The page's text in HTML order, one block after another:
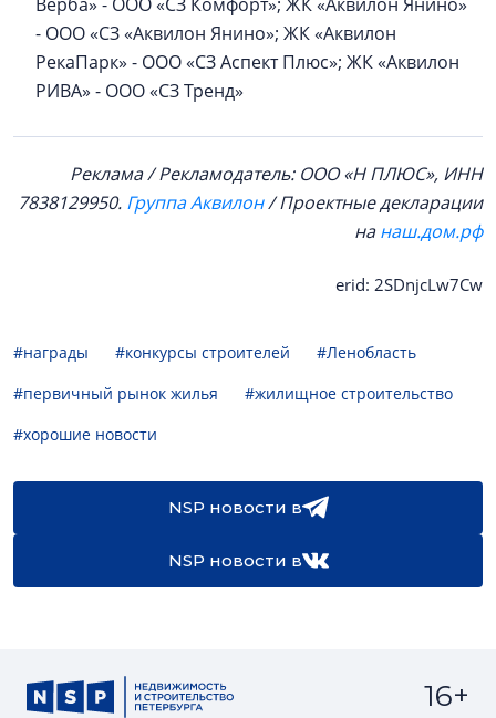
- ООО «СЗ «Аквилон Янино»; ЖК «Аквилон
РекаПарк» - ООО «СЗ Аспект Плюс»; ЖК «Аквилон
РИВА» - ООО «СЗ Тренд»
Реклама / Рекламодатель: ООО «Н ПЛЮС», ИНН
7838129950. Группа Аквилон/ Проектные декларации
нанаш.дом.рф
erid: 2SDnjcLw7Cw
#награды #конкурсы строителей
#Ленобласть
#первичный рынок жилья
#жилищное строительство
#хорошие новости
NSP новости в
NSP новости в
16+